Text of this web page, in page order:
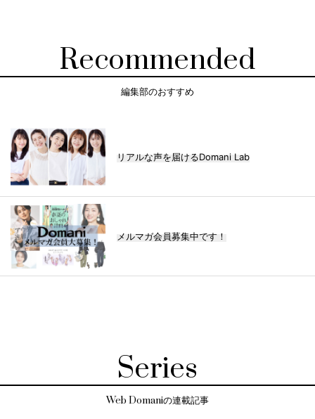
Recommended
編集部のおすすめ
リアルな声を届けるDomani Lab
メルマガ会員募集中です！
Series
Web Domaniの連載記事